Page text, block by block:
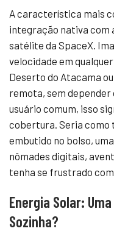
A característica mais
integração nativa com
satélite da SpaceX.
velocidade em
Deserto do Atacama
remota, sem depender
usuário comum, isso
cobertura. Seria como
embutido no bolso,
nômades digitais,
tenha se frustrado
Energia Solar:
Sozinha?